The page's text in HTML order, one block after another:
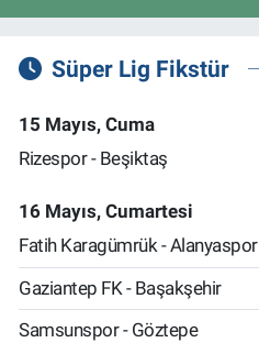
Süper Lig Fikstür
15 Mayıs, Cuma
Rizespor - Beşiktaş
16 Mayıs, Cumartesi
Fatih Karagümrük - Alanyaspor
Gaziantep FK - Başakşehir
Samsunspor - Göztepe